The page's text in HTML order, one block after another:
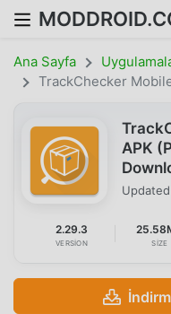
Ana Sayfa
TrackChecker
APK
2.29.3
VERSION SIZE